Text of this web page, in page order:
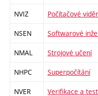
NVIZ Počítačové
NSEN Softwarové
NMAL Strojové učení
NHPC Superpočítání
NVER Verifikace a